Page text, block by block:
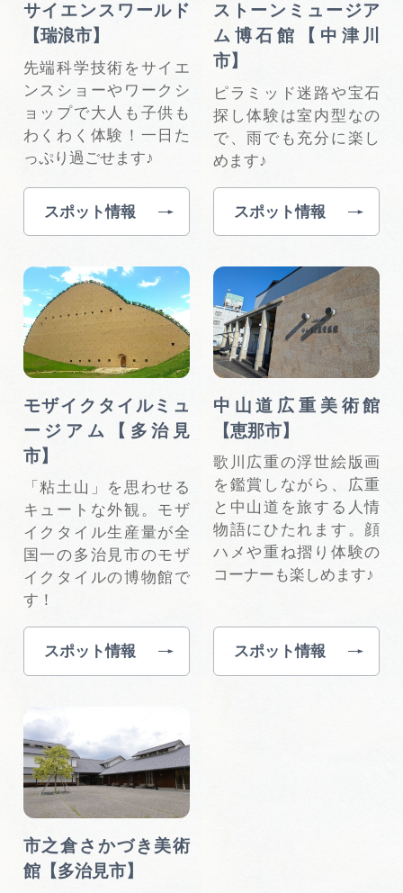
サイエンスワールド
【瑞浪市】
先端科学技術をサイエ
ンスショーやワークシ
ョップで大人も子供も
わくわく体験！一日た
っぷり過ごせます♪
スポット情報
ストーンミュージア
ム博石館【中津川
市】
ピラミッド迷路や宝石
探し体験は室内型なの
で、雨でも充分に楽し
めます♪
スポット情報
モザイクタイルミュ
ージアム【多治見
市】
「粘土山」を思わせる
キュートな外観。モザ
イクタイル生産量が全
国一の多治見市のモザ
イクタイルの博物館で
す！
スポット情報
中山道広重美術館
【恵那市】
歌川広重の浮世絵版画
を鑑賞しながら、広重
と中山道を旅する人情
物語にひたれます。顔
ハメや重ね摺り体験の
コーナーも楽しめます♪
スポット情報
市之倉さかづき美術
館【多治見市】